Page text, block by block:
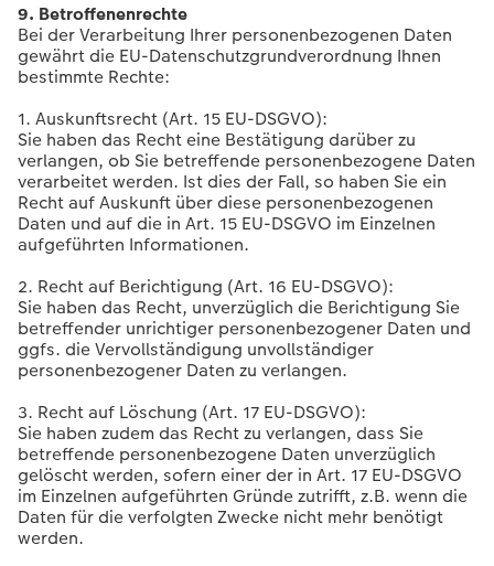
9. Betroffenenrechte
Bei der Verarbeitung Ihrer personenbezogenen Daten
gewährt die EU-Datenschutzgrundverordnung Ihnen
bestimmte Rechte:
1. Auskunftsrecht (Art. 15 EU-DSGVO):
Sie haben das Recht eine Bestätigung darüber zu
verlangen, ob Sie betreffende personenbezogene Daten
verarbeitet werden. Ist dies der Fall, so haben Sie ein
Recht auf Auskunft über diese personenbezogenen
Daten und auf die in Art. 15 EU-DSGVO im Einzelnen
aufgeführten Informationen.
2. Recht auf Berichtigung (Art. 16 EU-DSGVO):
Sie haben das Recht, unverzüglich die Berichtigung Sie
betreffender unrichtiger personenbezogener Daten und
ggfs. die Vervollständigung unvollständiger
personenbezogener Daten zu verlangen.
3. Recht auf Löschung (Art. 17 EU-DSGVO):
Sie haben zudem das Recht zu verlangen, dass Sie
betreffende personenbezogene Daten unverzüglich
gelöscht werden, sofern einer der in Art. 17 EU-DSGVO
im Einzelnen aufgeführten Gründe zutrifft, z.B. wenn die
Daten für die verfolgten Zwecke nicht mehr benötigt
werden.